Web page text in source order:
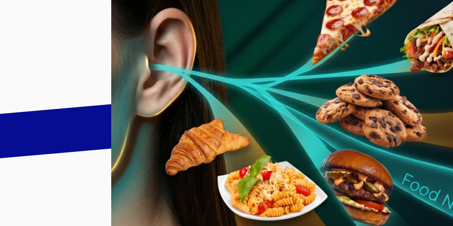
Facebook Twitter
기사링크 복사